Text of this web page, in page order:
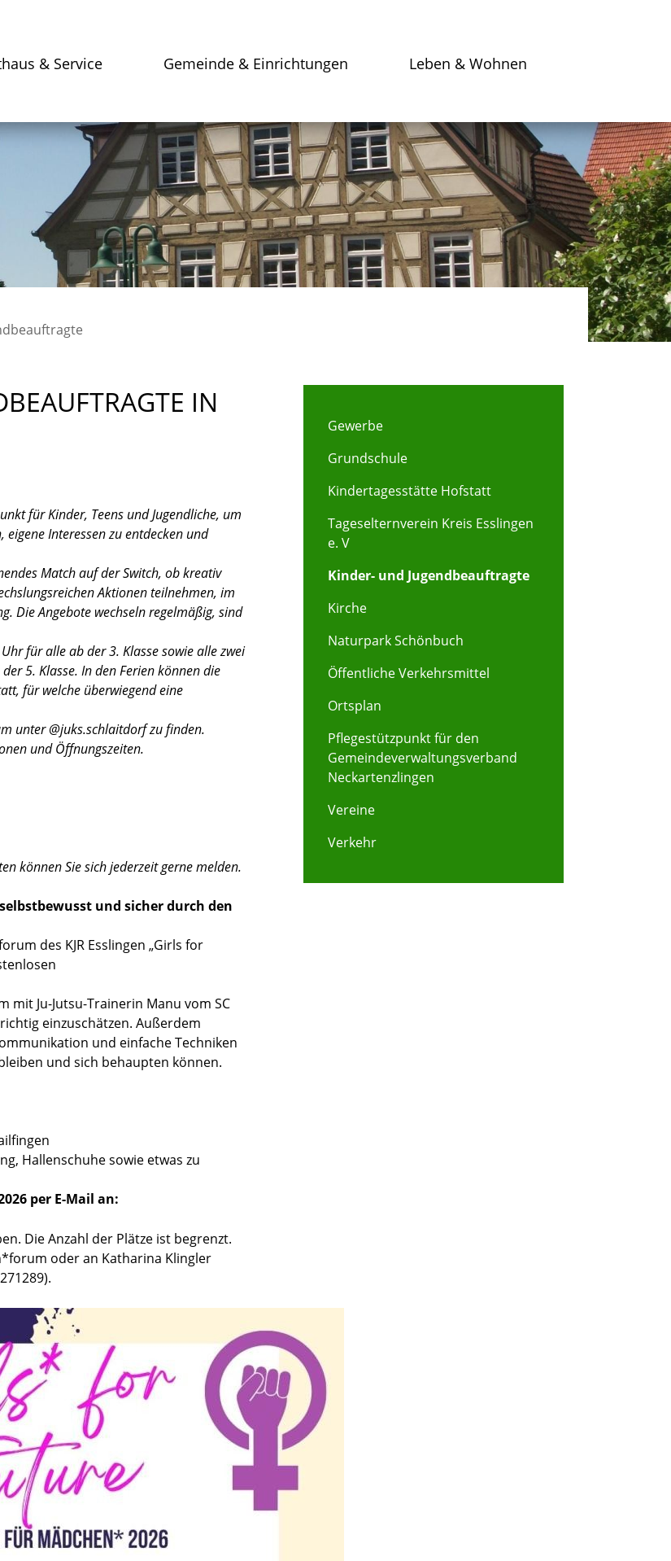
& Service Gemeinde & Einrichtungen Leben & Wohnen
IN
für Kinder, Teens und Jugendliche, um
Interessen zu entdecken und
Match auf der Switch, ob kreativ
Aktionen teilnehmen, im
Die Angebote wechseln regelmäßig, sind
für alle ab der 3. Klasse sowie alle zwei
5. Klasse. In den Ferien können die
für welche überwiegend eine
unter @juks.schlaitdorf zu finden.
und Öffnungszeiten.
können Sie sich jederzeit gerne melden.
und sicher durch den
des KJR Esslingen „Girls for
Ju-Jutsu-Trainerin Manu vom SC
einzuschätzen. Außerdem
und einfache Techniken
und sich behaupten können.
Hallenschuhe sowie etwas zu
per E-Mail an:
Die Anzahl der Plätze ist begrenzt.
oder an Katharina Klingler
Gewerbe
Grundschule
Kindertagesstätte Hofstatt
Tageselternverein Kreis Esslingen
e. V
Kinder- und Jugendbeauftragte
Kirche
Naturpark Schönbuch
Öffentliche Verkehrsmittel
Ortsplan
Pflegestützpunkt für den
Gemeindeverwaltungsverband
Neckartenzlingen
Vereine
Verkehr